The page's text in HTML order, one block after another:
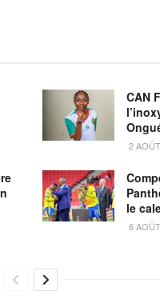
CAN
2
le
6